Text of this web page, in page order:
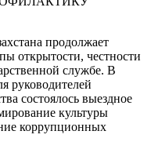
продолжает
открытости, честности
службе. В
руководителей
состоялось выездное
культуры
коррупционных